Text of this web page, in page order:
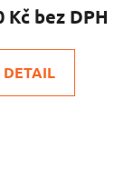
Kč
DETAIL